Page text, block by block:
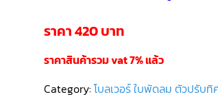
ราคา 420 บาท
ราคาสินค้ารวม vat 7% แล้ว
Category: โบลเวอร์ ใบพัดลม ตัวปรับทิ